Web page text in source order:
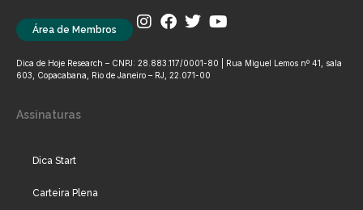
Área de Membros
Dica de Hoje Research – CNPJ: 28.883.117/0001-80 | Rua Miguel Lemos nº 41, sala
603, Copacabana, Rio de Janeiro – RJ, 22.071-00
Assinaturas
Dica Start
Carteira Plena